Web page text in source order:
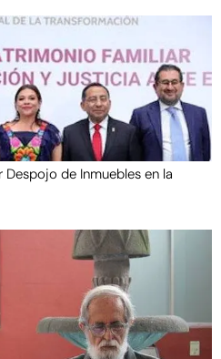
de Inmuebles en la